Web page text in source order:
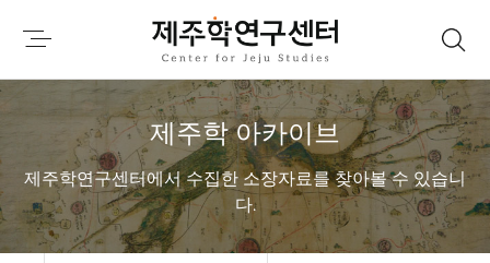
제주학 아카이브
제주학연구센터에서 수집한 소장자료를 찾아볼 수 있습니
다.